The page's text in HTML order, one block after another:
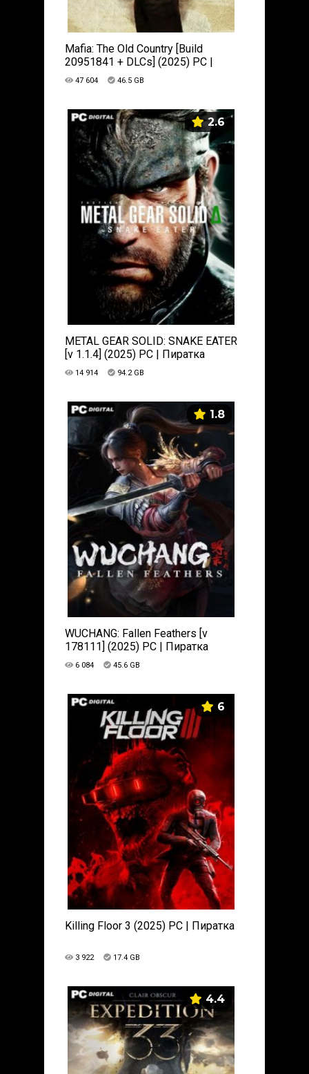
Mafia: The Old Country [Build
20951841 + DLCs] (2025) PC |
Пиратка
47 604 46.5 GB
2.6
METAL GEAR SOLID: SNAKE EATER
[v 1.1.4] (2025) PC | Пиратка
14 914 94.2 GB
1.8
WUCHANG: Fallen Feathers [v
178111] (2025) PC | Пиратка
6 084 45.6 GB
6
Killing Floor 3 (2025) PC | Пиратка
3 922 17.4 GB
4.4